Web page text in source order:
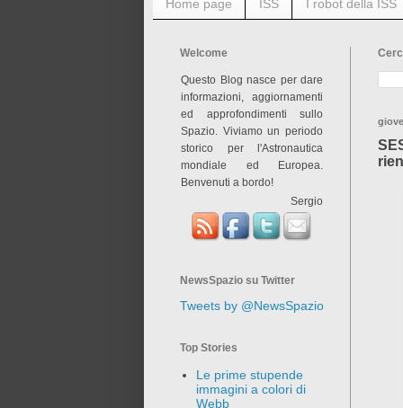
Home page ISS I robot della ISS
Welcome
Questo Blog nasce per dare
informazioni, aggiornamenti
ed approfondimenti sullo
Spazio. Viviamo un periodo
storico per l'Astronautica
mondiale ed Europea.
Benvenuti a bordo!
Sergio
NewsSpazio su Twitter
Tweets by @NewsSpazio
Top Stories
Le prime stupende
immagini a colori di
Webb